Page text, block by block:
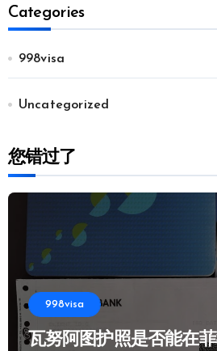
Categories
998visa
Uncategorized
您错过了
998visa
瓦努阿图护照是否能在